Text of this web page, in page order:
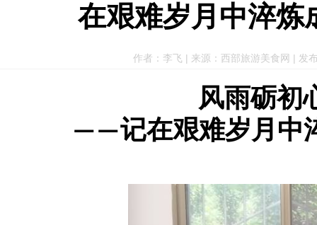
在艰难岁月中淬炼
作者：李飞 | 来源：西部旅游美食网 | 发
风雨砺初
——记在艰难岁月中